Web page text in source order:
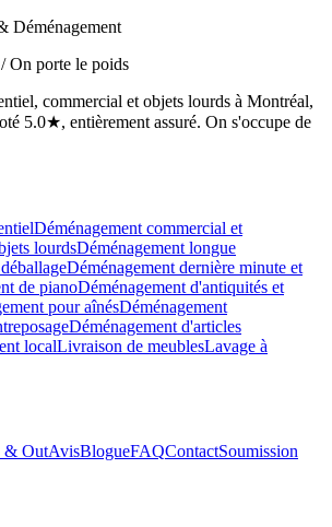
Déménagement
On porte le poids
commercial et objets lourds à Montréal,
5.0★, entièrement assuré. On s'occupe de
Déménagement commercial et
lourdsDéménagement longue
Déménagement dernière minute et
de pianoDéménagement d'antiquités et
pour aînésDéménagement
Déménagement d'articles
localLivraison de meublesLavage à
& OutAvisBlogueFAQContactSoumission